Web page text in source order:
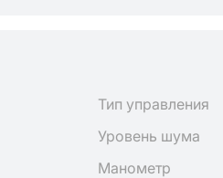
Тип управления
Уровень шума
Манометр